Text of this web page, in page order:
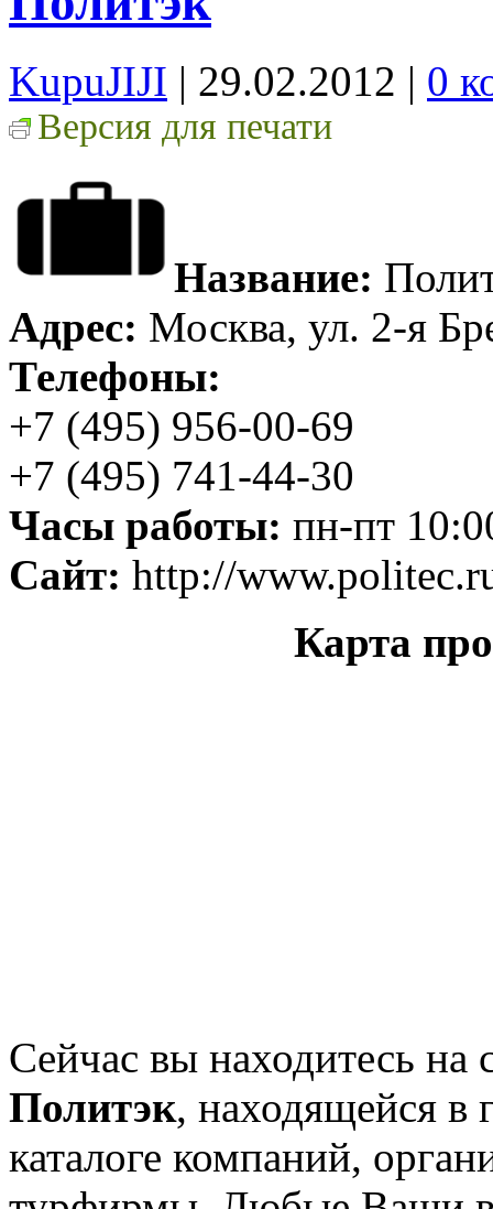
KupuJIJI | 29.02.2012 | 0
Версия для печати
Название:
Адрес: Москва, ул. 2-я
Телефоны:
+7 (495) 956-00-69
+7 (495) 741-44-30
Часы работы: пн-пт
Сайт: http://
Карта
Сейчас вы находитесь на
Политэк, находящейся
каталоге компаний,